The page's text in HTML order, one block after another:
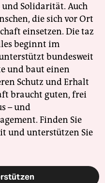
Solidarität. Auch
die sich vor Ort
einsetzen. Die taz
beginnt im
bundesweit
und baut einen
Schutz und Erhalt
braucht guten, frei
– und
Finden Sie
und unterstützen Sie